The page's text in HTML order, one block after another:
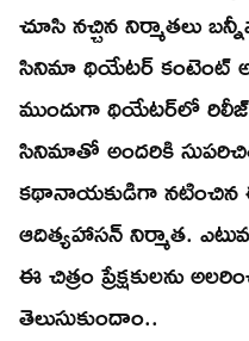
చూసి నచ్చిన నిర్మాతలు
సినిమా థియేటర్ కంటెంట్‌
ముందుగా థియేటర్‌లో
సినిమాతో అందరికి
కథానాయకుడిగా నటించిన
ఆదిత్యహాసన్‌ నిర్మాత.
ఈ చిత్రం ప్రేక్షకులను
తెలుసుకుందాం..